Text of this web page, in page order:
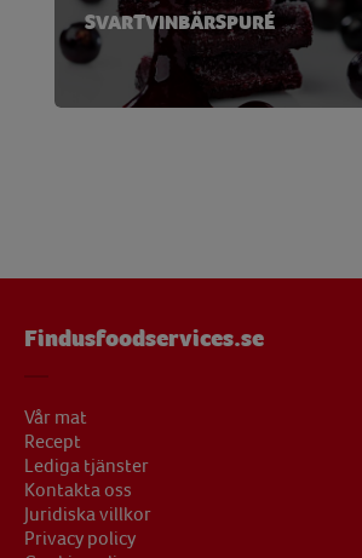
SVARTVINBÄRSPURÉ
Findusfoodservices.se
Vår mat
Recept
Lediga tjänster
Kontakta oss
Juridiska villkor
Privacy policy